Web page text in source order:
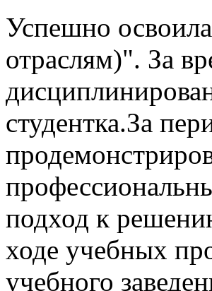
Успешно
отраслям)". За
студентка.За
подход к
ходе учебных
учебного